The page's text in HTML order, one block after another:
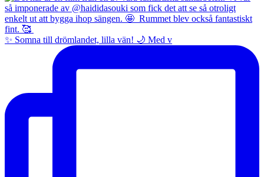
✨ Somna till drömlandet, lilla vän! 🌙 Med v